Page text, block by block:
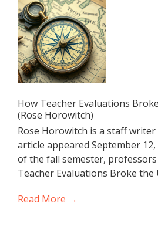
How Teacher Evaluations
(Rose Horowitch)
Rose Horowitch is a staff
article appeared September 12,
of the fall semester,
Teacher Evaluations Broke the
Read More →